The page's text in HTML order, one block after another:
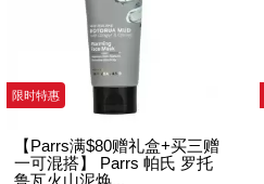
限时特惠
【Parrs满$80赠礼盒+买三赠
一可混搭】 Parrs 帕氏 罗托
鲁瓦火山泥焕...